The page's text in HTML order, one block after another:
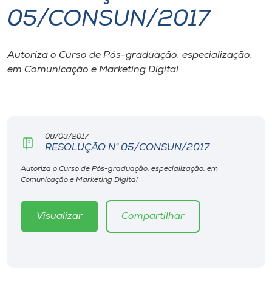
I.nova
Diplomados
CPA
Biblioteca
Editora
05/CONSUN/2017
Autoriza o Curso de Pós-graduação, especialização,
em Comunicação e Marketing Digital
08/03/2017
RESOLUÇÃO N° 05/CONSUN/2017
Autoriza o Curso de Pós-graduação, especialização, em
Comunicação e Marketing Digital
Visualizar Compartilhar